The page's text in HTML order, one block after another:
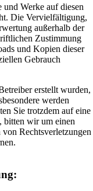
und Werke auf diesen
Die Vervielfältigung,
außerhalb der
Zustimmung
und Kopien dieser
Gebrauch
erstellt wurden,
werden
Sie trotzdem auf eine
bitten wir um einen
Rechtsverletzungen